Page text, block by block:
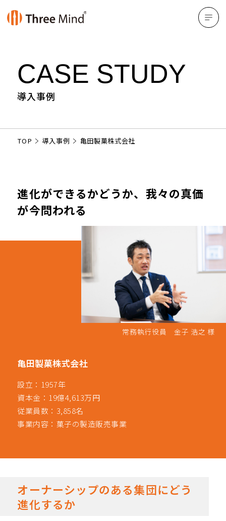
CASE STUDY
導入事例
TOP 導入事例 亀田製菓株式会社
進化ができるかどうか、我々の真価
が今問われる
亀田製菓株式会社
設立：1957年
資本金：19億4,613万円
従業員数：3,858名
事業内容：菓子の製造販売事業
常務執行役員 金子 浩之 様
オーナーシップのある集団にどう
進化するか